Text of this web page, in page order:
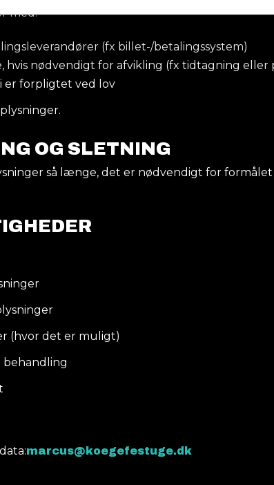
med:
(fx billet-/betalingssystem)
hvis nødvendigt for afvikling (fx tidtagning eller
er forpligtet ved lov
OG SLETNING
så længe, det er nødvendigt for formålet
(hvor det er muligt)
behandling
marcus@koegefestuge.dk